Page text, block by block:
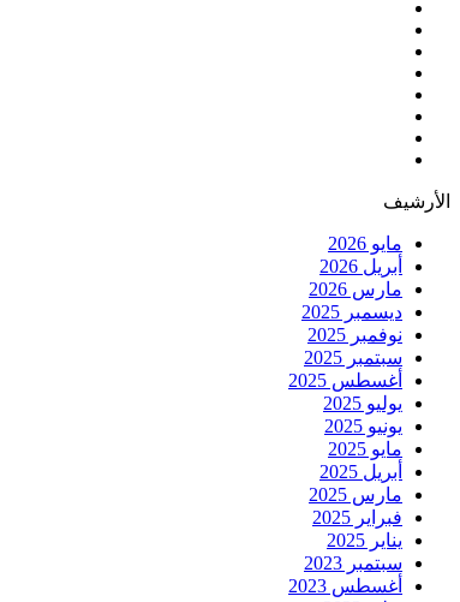
الأرشيف
مايو 2026
أبريل 2026
مارس 2026
ديسمبر 2025
نوفمبر 2025
سبتمبر 2025
أغسطس 2025
يوليو 2025
يونيو 2025
مايو 2025
أبريل 2025
مارس 2025
فبراير 2025
يناير 2025
سبتمبر 2023
أغسطس 2023